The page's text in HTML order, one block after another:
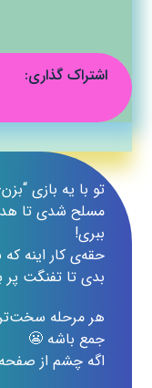
تو با یه بازی
مسلح شدی تا
ببری!
حقه‌ی کار اینه
بدی تا تفنگت
هر مرحله
جمع باشه 😬
اگه چشم از صفحه